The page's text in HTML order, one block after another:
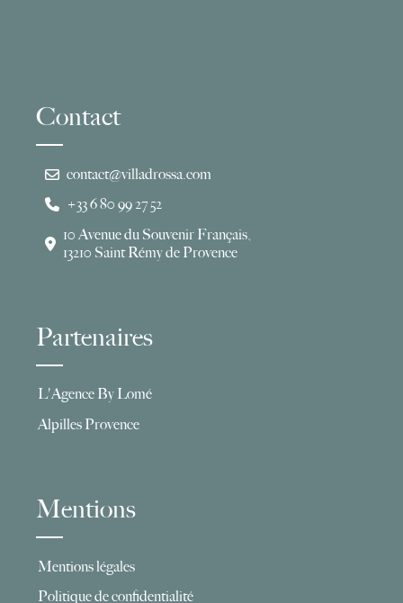
Contact
contact@villadrossa.com
+33 6 80 99 27 52
10 Avenue du Souvenir Français,
13210 Saint Rémy de Provence
Partenaires
L'Agence By Lomé
Alpilles Provence
Mentions
Mentions légales
Politique de confidentialité